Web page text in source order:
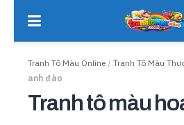
Tranh Tô Màu Online / Tranh Tô Màu
anh đào
Tranh tô màu